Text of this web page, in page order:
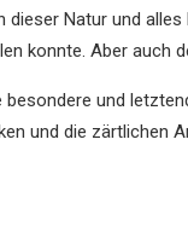
Natur und
konnte. Aber auch
und
und die zärtlichen